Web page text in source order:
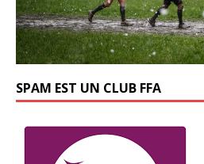
SPAM EST UN CLUB FFA